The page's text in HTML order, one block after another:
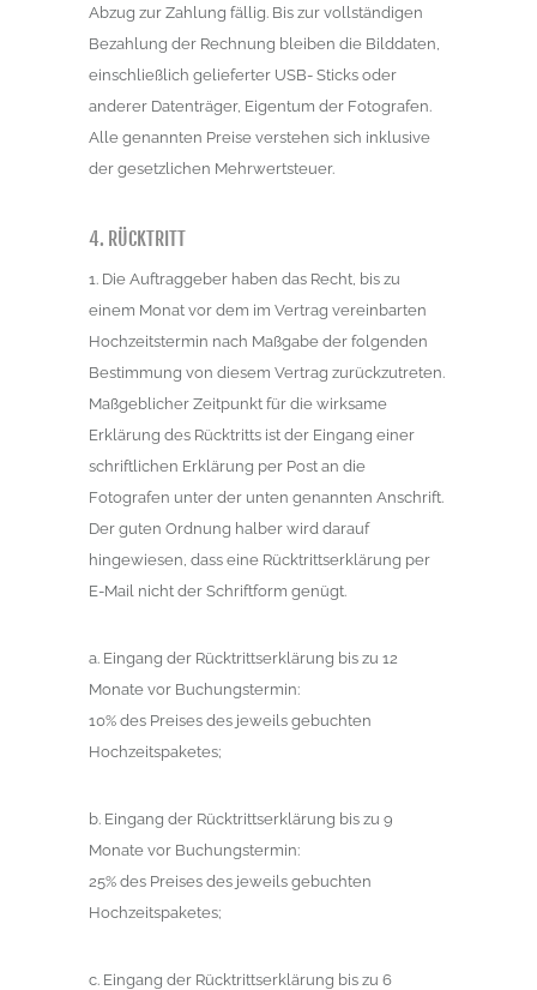
Abzug zur Zahlung fällig. Bis zur vollständigen
Bezahlung der Rechnung bleiben die Bilddaten,
einschließlich gelieferter USB- Sticks oder
anderer Datenträger, Eigentum der Fotografen.
Alle genannten Preise verstehen sich inklusive
der gesetzlichen Mehrwertsteuer.
4. RÜCKTRITT
1. Die Auftraggeber haben das Recht, bis zu
einem Monat vor dem im Vertrag vereinbarten
Hochzeitstermin nach Maßgabe der folgenden
Bestimmung von diesem Vertrag zurückzutreten.
Maßgeblicher Zeitpunkt für die wirksame
Erklärung des Rücktritts ist der Eingang einer
schriftlichen Erklärung per Post an die
Fotografen unter der unten genannten Anschrift.
Der guten Ordnung halber wird darauf
hingewiesen, dass eine Rücktrittserklärung per
E-Mail nicht der Schriftform genügt.
a. Eingang der Rücktrittserklärung bis zu 12
Monate vor Buchungstermin:
10% des Preises des jeweils gebuchten
Hochzeitspaketes;
b. Eingang der Rücktrittserklärung bis zu 9
Monate vor Buchungstermin:
25% des Preises des jeweils gebuchten
Hochzeitspaketes;
c. Eingang der Rücktrittserklärung bis zu 6